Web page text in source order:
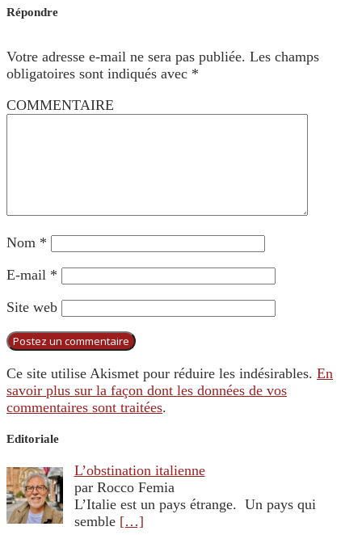
Répondre
Votre adresse e-mail ne sera pas publiée. Les champs
obligatoires sont indiqués avec *
COMMENTAIRE
Nom *
E-mail *
Site web
Ce site utilise Akismet pour réduire les indésirables. En
savoir plus sur la façon dont les données de vos
commentaires sont traitées.
Editoriale
L’obstination italienne
par Rocco Femia
L’Italie est un pays étrange. Un pays qui
semble […]